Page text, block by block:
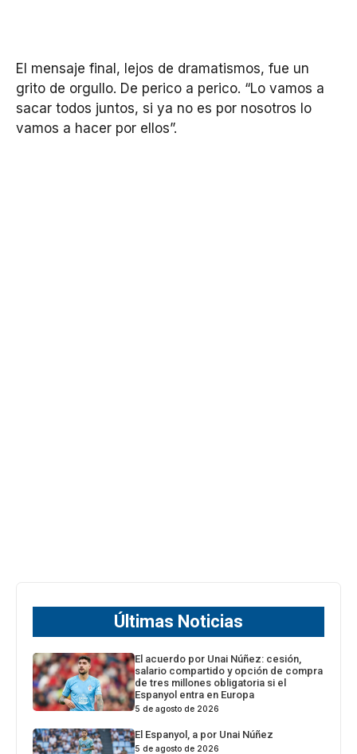
El mensaje final, lejos de dramatismos, fue un
grito de orgullo. De perico a perico. “Lo vamos a
sacar todos juntos, si ya no es por nosotros lo
vamos a hacer por ellos”.
Últimas Noticias
El acuerdo por Unai Núñez: cesión,
salario compartido y opción de compra
de tres millones obligatoria si el
Espanyol entra en Europa
5 de agosto de 2026
El Espanyol, a por Unai Núñez
5 de agosto de 2026